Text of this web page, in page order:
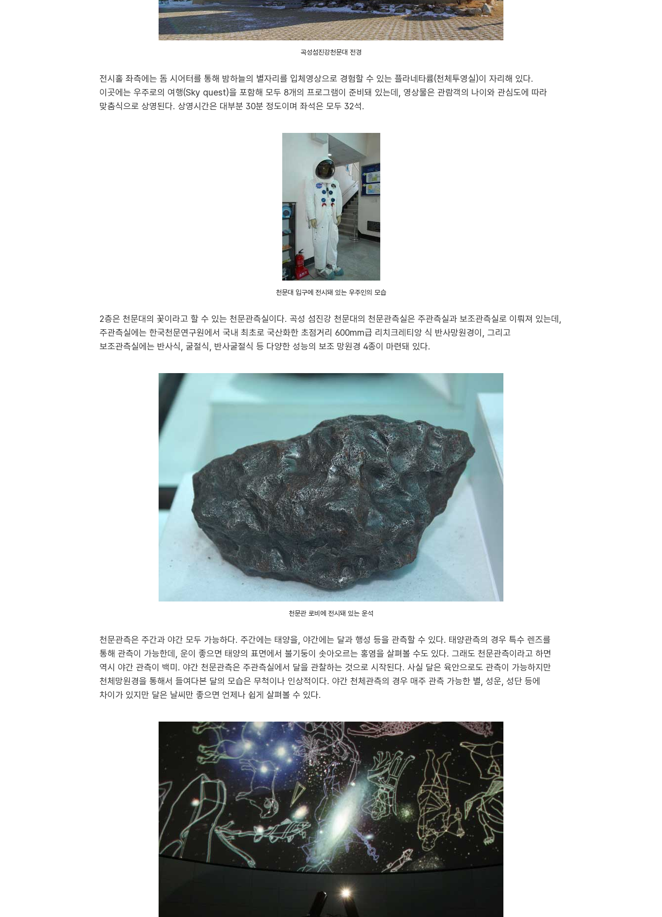
곡성섬진강천문대 전경
전시홀 좌측에는 돔 시어터를 통해 밤하늘의 별자리를 입체영상으로 경험할 수 있는 플라네타륨(천체투영실)이 자리해 있다.
이곳에는 우주로의 여행(Sky quest)을 포함해 모두 8개의 프로그램이 준비돼 있는데, 영상물은 관람객의 나이와 관심도에 따라
맞춤식으로 상영된다. 상영시간은 대부분 30분 정도이며 좌석은 모두 32석.
천문대 입구에 전시돼 있는 우주인의 모습
2층은 천문대의 꽃이라고 할 수 있는 천문관측실이다. 곡성 섬진강 천문대의 천문관측실은 주관측실과 보조관측실로 이뤄져 있는데,
주관측실에는 한국천문연구원에서 국내 최초로 국산화한 초점거리 600mm급 리치크레티앙 식 반사망원경이, 그리고
보조관측실에는 반사식, 굴절식, 반사굴절식 등 다양한 성능의 보조 망원경 4종이 마련돼 있다.
천문관 로비에 전시돼 있는 운석
천문관측은 주간과 야간 모두 가능하다. 주간에는 태양을, 야간에는 달과 행성 등을 관측할 수 있다. 태양관측의 경우 특수 렌즈를
통해 관측이 가능한데, 운이 좋으면 태양의 표면에서 불기둥이 솟아오르는 홍염을 살펴볼 수도 있다. 그래도 천문관측이라고 하면
역시 야간 관측이 백미. 야간 천문관측은 주관측실에서 달을 관찰하는 것으로 시작된다. 사실 달은 육안으로도 관측이 가능하지만
천체망원경을 통해서 들여다본 달의 모습은 무척이나 인상적이다. 야간 천체관측의 경우 매주 관측 가능한 별, 성운, 성단 등에
차이가 있지만 달은 날씨만 좋으면 언제나 쉽게 살펴볼 수 있다.